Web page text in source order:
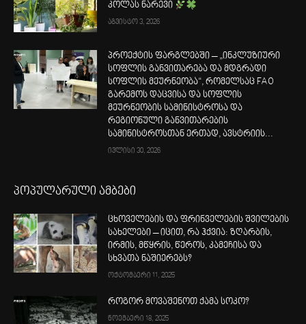
კოლას ნარევი
აგვისტო 3, 2026
პროექტის ფარგლებში – „ინკლუზიური
სოფლის განვითარება და მდგრადი
სოფლის მეურნეობა“, რომელსაც FAO
გარემოს დაცვისა და სოფლის
მეურნეობის სამინისტროსა და
რეგიონული განვითარების
სამინისტროსთან ერთად, ავსტრიის...
ივლისი 30, 2026
პოპულარული ამბები
ცხოველების და ფრინველების შვილების
სახელები – იცით, რა ჰქვია: ზღარბის,
ირმის, მწყრის, წეროს, კამეჩისა და
სხვათა ნაშიერებს?
ოქტომბერი 11, 2025
როგორ მოვაშენოთ ქამა სოკო?
ნოემბერი 18, 2025